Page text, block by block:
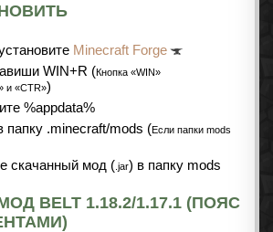
Minecraft Forge
WIN+R (Кнопка «WIN»
и «CTR»)
%appdata%
папку .minecraft/mods (Если папки mods
скачанный мод ( .jar) в папку mods
BELT 1.18.2/1.17.1 (ПОЯС